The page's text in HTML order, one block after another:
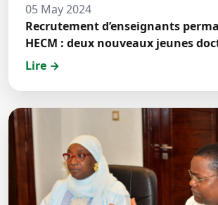
05 May 2024
Recrutement d’enseignants
HECM : deux nouveaux jeunes docteurs ont
prêté́ serment
Lire →